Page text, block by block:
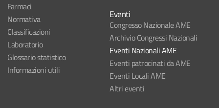
Farmaci
Normativa
Classificazioni
Laboratorio
Glossario statistico
Informazioni utili
Eventi
Congresso Nazionale AME
Archivio Congressi Nazionali
Eventi Nazionali AME
Eventi patrocinati da AME
Eventi Locali AME
Altri eventi